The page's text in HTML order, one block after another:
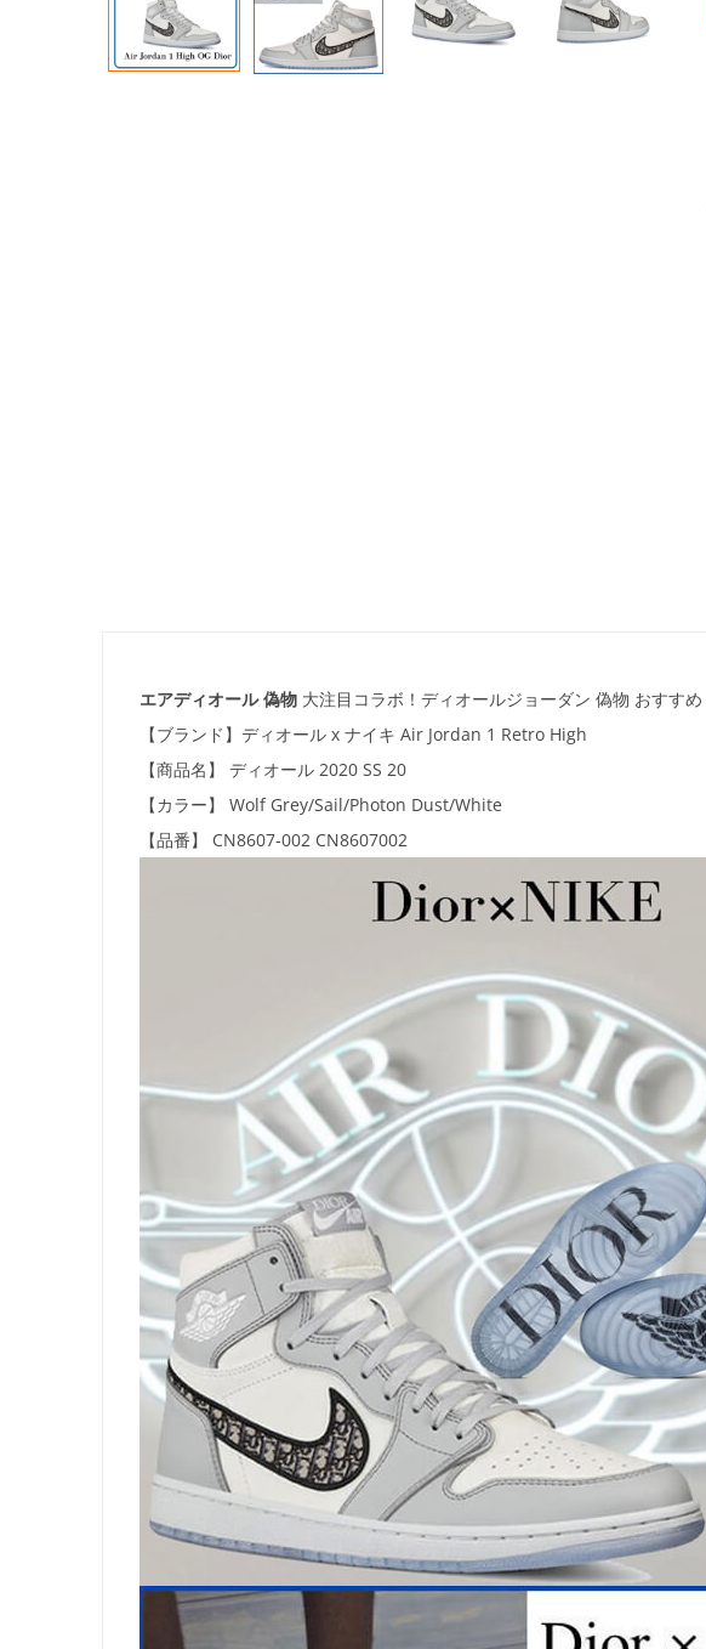
エアディオール 偽物 大注目コラボ！ディオールジョーダン 偽物 おすすめ
【ブランド】 ディオール x ナイキ Air Jordan 1 Retro High
【商品名】 ディオール 2020 SS 20
【カラー】 Wolf Grey/Sail/Photon Dust/White
【品番】 CN8607-002 CN8607002